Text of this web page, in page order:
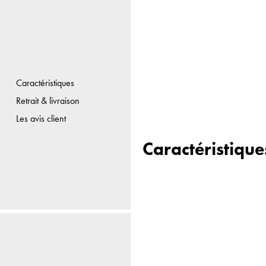
Caractéristiques
Retrait & livraison
Les avis client